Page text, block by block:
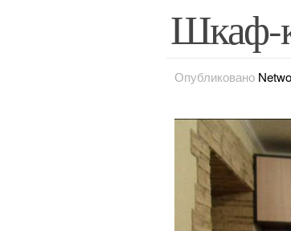
Шкаф-
Опубликовано